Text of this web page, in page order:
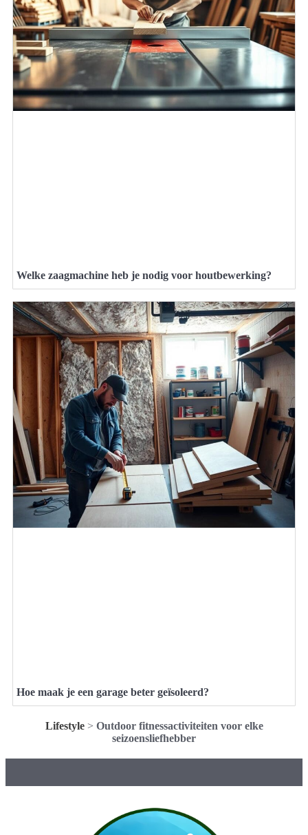
Welke zaagmachine heb je nodig voor houtbewerking?
Hoe maak je een garage beter geïsoleerd?
Lifestyle> Outdoor fitnessactiviteiten voor elke
seizoensliefhebber